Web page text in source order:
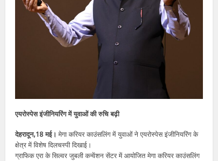
एयरोस्पेस इंजीनियरिंग में युवाओं की रुचि बढ़ी
देहरादून,18 मई। मेगा करियर काउंसलिंग में युवाओं ने एयरोस्पेस इंजीनियरिंग के
क्षेत्र में विशेष दिलचस्पी दिखाई।
ग्राफिक एरा के सिल्वर जुबली कन्वेंशन सेंटर में आयोजित मेगा करियर काउंसलिंग